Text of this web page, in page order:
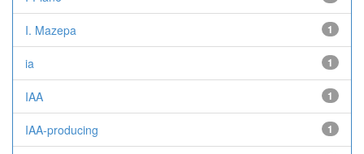
I. Mazepa 1
ia 1
IAA 1
IAA-producing 1